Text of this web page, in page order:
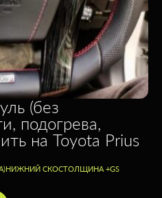
(без
подогрева,
на Toyota Prius
НИЖНИЙ СКОСТОЛЩИНА +GS